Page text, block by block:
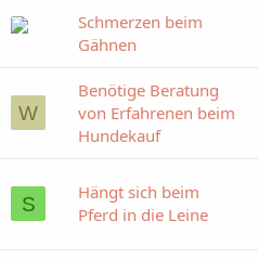
Schmerzen beim
Gähnen
W
Benötige Beratung
von Erfahrenen beim
Hundekauf
S
Hängt sich beim
Pferd in die Leine